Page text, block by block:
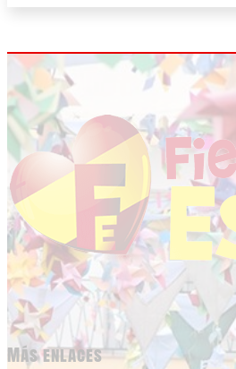
Más enlaces